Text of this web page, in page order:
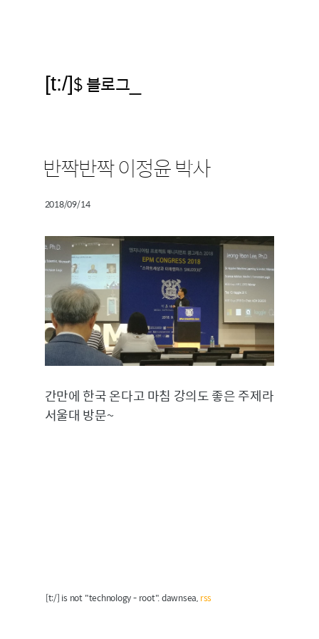
[t:/]$ 블로그
반짝반짝 이정윤 박사
2018/09/14
간만에 한국 온다고 마침 강의도 좋은 주제라
서울대 방문~
[t:/] is not "technology - root". dawnsea, rss